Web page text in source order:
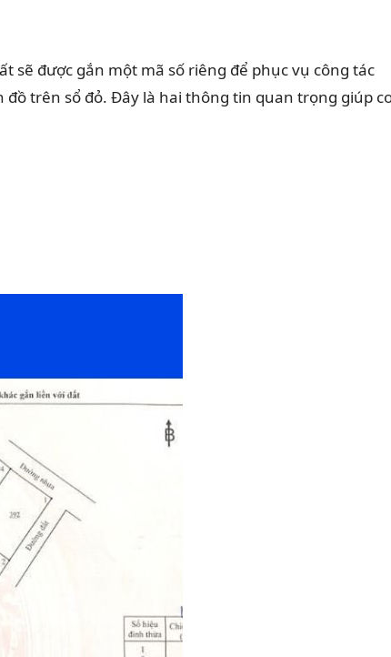
sẽ được gắn một mã số riêng để phục vụ công tác
trên sổ đỏ. Đây là hai thông tin quan trọng giúp